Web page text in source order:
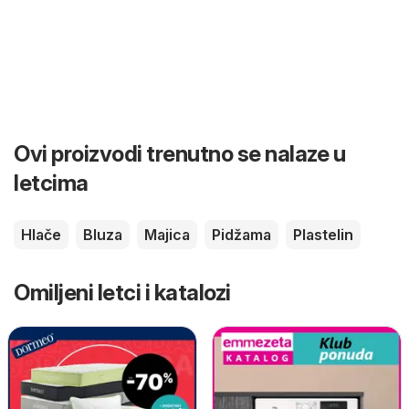
Ovi proizvodi trenutno se nalaze u
letcima
Hlače Bluza Majica Pidžama Plastelin
Omiljeni letci i katalozi